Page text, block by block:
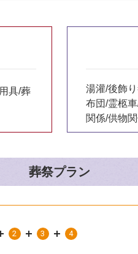
具/葬
湯灌/後飾
布団/霊柩
関係/供物
葬祭プラン
2 3 4